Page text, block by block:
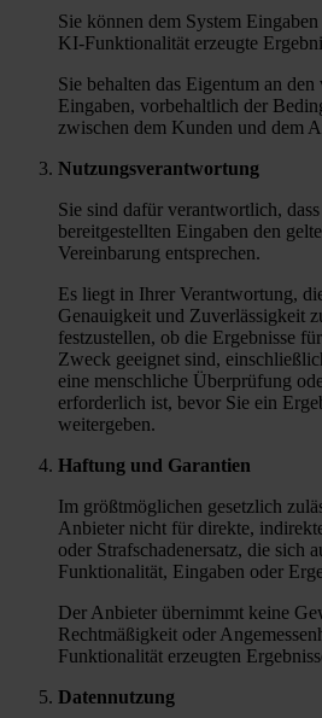
Sie können dem System
KI-Funktionalität erzeugte
Sie behalten das Eigentum an
Eingaben, vorbehaltlich der
zwischen dem Kunden und dem
Nutzungsverantwortung
Sie sind dafür verantwortlich,
bereitgestellten Eingaben den
Vereinbarung entsprechen.
Es liegt in Ihrer Verantwortung,
Genauigkeit und Zuverlässigkeit
festzustellen, ob die Ergebnisse
Zweck geeignet sind,
eine menschliche Überprüfung
erforderlich ist, bevor Sie ein
weitergeben.
Haftung und Garantien
Im größtmöglichen gesetzlich
Anbieter nicht für direkte,
oder Strafschadenersatz, die sich
Funktionalität, Eingaben oder
Der Anbieter übernimmt keine
Rechtmäßigkeit oder
Funktionalität erzeugten
Datennutzung